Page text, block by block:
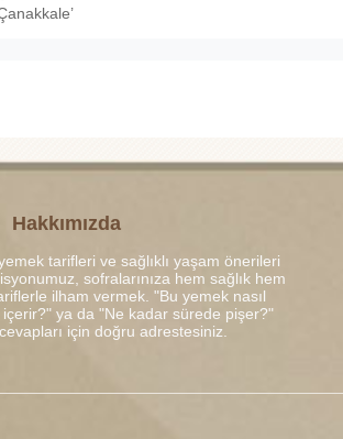
Hakkımızda
tarifleri ve sağlıklı yaşam önerileri
sofralarınıza hem sağlık hem
ilham vermek. "Bu yemek nasıl
içerir?" ya da "Ne kadar sürede pişer?"
için doğru adrestesiniz.